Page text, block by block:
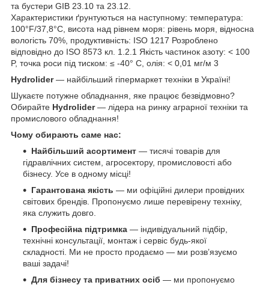
та бустери GIB 23.10 та 23.12.
Характеристики ґрунтуються на наступному: температура:
100°F/37,8°C, висота над рівнем моря: рівень моря, відносна
вологість 70%, продуктивність: ISO 1217 Розроблено
відповідно до ISO 8573 кл. 1.2.1 Якість частинок азоту: < 100
P, точка роси під тиском: ≤ -40° C, олія: < 0,01 мг/м 3
Hydrolider— найбільший гіпермаркет техніки в Україні!
Шукаєте потужне обладнання, яке працює безвідмовно?
Обирайте Hydrolider— лідера на ринку аграрної техніки та
промислового обладнання!
Чому обирають саме нас:
Найбільший асортимент — тисячі товарів для
гідравлічних систем, агросектору, промисловості або
бізнесу. Усе в одному місці!
Гарантована якість — ми офіційні дилери провідних
світових брендів. Пропонуємо лише перевірену техніку,
яка служить довго.
Професійна підтримка — індивідуальний підбір,
технічні консультації, монтаж і сервіс будь-якої
складності. Ми не просто продаємо — ми розв’язуємо
ваші задачі!
Для бізнесу та приватних осіб — ми пропонуємо